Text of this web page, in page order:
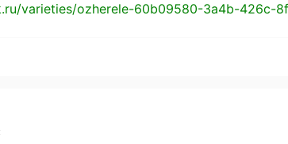
varieties/ozherele-60b09580-3a4b-426c-